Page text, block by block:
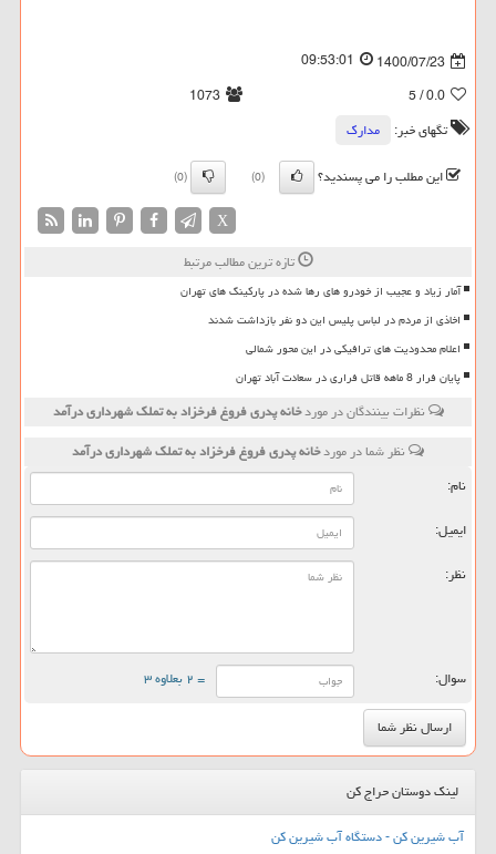
1400/07/23
09:53:01
0.0
/ 5
1073
تگهای خبر:
مدارك
این مطلب را می پسندید؟
(0)
(0)
X
تازه ترین مطالب مرتبط
آمار زیاد و عجیب از خودرو های رها شده در پارکینگ های تهران
اخاذی از مردم در لباس پلیس این دو نفر بازداشت شدند
اعلام محدودیت های ترافیکی در این محور شمالی
پایان فرار 8 ماهه قاتل فراری در سعادت آباد تهران
نظرات بینندگان در موردخانه پدری فروغ فرخزاد به تملک شهرداری درآمد
نظر شما در موردخانه پدری فروغ فرخزاد به تملک شهرداری درآمد
نام:
ایمیل:
نظر:
سوال: = ۲ بعلاوه ۳
لینک دوستان حراج کن
آب شیرین کن - دستگاه آب شیرین کن